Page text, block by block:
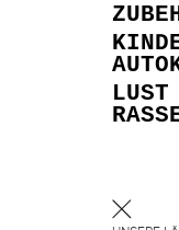
LUST